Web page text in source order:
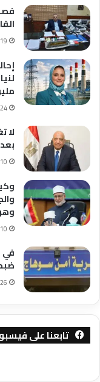
19 مايو، 2026
24 مايو، 2026
لا
10 يوليو، 2026
10 يناير، 2026
26 يوليو، 2026
تابعنا على